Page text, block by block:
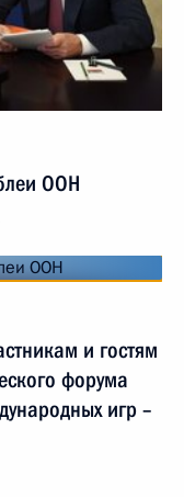
ООН
и гостям
форума
игр –